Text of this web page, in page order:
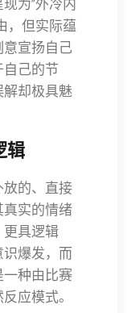
为“外冷内
，但实际蕴
宣扬自己
己的节
却极具魅
辑
的、直接
真实的情绪
更具逻辑
爆发，而
种由比赛
应模式。